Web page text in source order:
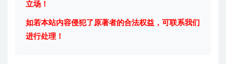
立场！
如若本站内容侵犯了原著者的合法权益，可联系我们
进行处理！